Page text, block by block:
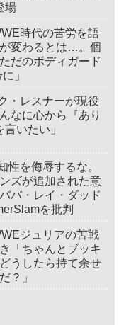
場
時代の苦労を語
変わるとは…。個
だのボディガード
」
・レスナーが現役
なに心から『あり
いたい」
性を侮辱するな。
ズが追加された意
バ・レイ・ダッド
を批判
ジュリアの苦戦
「ちゃんとブッキ
うしたら持て余せ
？」